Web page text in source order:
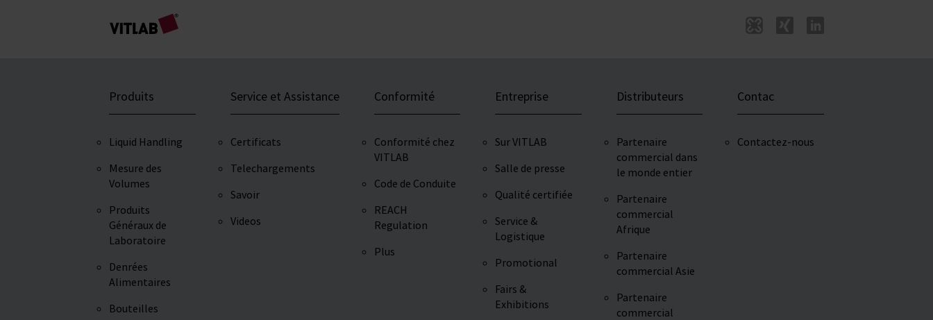
Produits
Liquid Handling
Mesure des
Volumes
Produits
Généraux de
Laboratoire
Denrées
Alimentaires
Bouteilles
Service et Assistance
Certificats
Telechargements
Savoir
Videos
Conformité
Conformité chez
VITLAB
Code de Conduite
REACH
Regulation
Plus
Entreprise
Sur VITLAB
Salle de presse
Qualité certifiée
Service &
Logistique
Promotional
Fairs &
Exhibitions
Distributeurs
Partenaire
commercial dans
le monde entier
Partenaire
commercial
Afrique
Partenaire
commercial Asie
Partenaire
commercial
Contac
Contactez-nous